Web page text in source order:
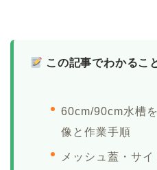
この記事でわかるこ
60cm/90cm水槽
像と作業手順
メッシュ蓋・サ